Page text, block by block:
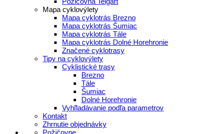
Mapa cyklovýlety
Mapa cyklotrás Brezno
Mapa cyklotrás Šumiac
Mapa cyklotrás Tále
Mapa cyklotrás Dolné Horehronie
Značené cyklotrasy
Tipy na cyklovýlety
Cyklistické trasy
Brezno
Tále
Šumiac
Dolné Horehronie
Vyhľladávanie podľa parametrov
Kontakt
Zhrnutie objednávky